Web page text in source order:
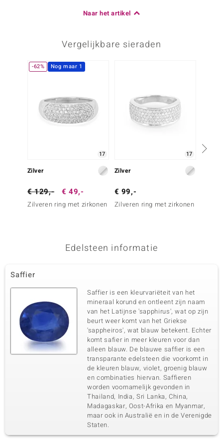
Naar het artikel
Vergelijkbare sieraden
-62% Nog maar 1
17
Zilver
€ 129,- € 49,-
Zilveren ring met zirkonen
17
Zilver
€ 99,-
Zilveren ring met zirkonen
Edelsteen informatie
Saffier
Saffier is een kleurvariëteit van het
mineraal korund en ontleent zijn naam
van het Latijnse 'sapphirus', wat op zijn
beurt weer komt van het Griekse
'sappheiros', wat blauw betekent. Echter
komt safier in meer kleuren voor dan
alleen blauw. De blauwe saffier is een
transparante edelsteen die voorkomt in
de kleuren blauw, violet, groenig blauw
en combinaties hiervan. Saffieren
worden voornamelijk gevonden in
Thailand, India, Sri Lanka, China,
Madagaskar, Oost-Afrika en Myanmar,
maar ook in Australië en in de Verenigde
Staten.